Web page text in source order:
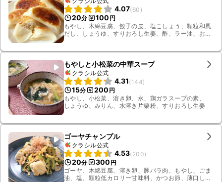
4.07(60 )
20分 100 円
もやし、木綿豆腐、餃子の皮、塩こしょう、顆粒和風
だし、しょうゆ、すりおろし生姜、酢、ラー油、お
もやしと小松菜の中華スープ
クラシル公式
4.31(144)
15分 200 円
もやし、小松菜、溶き卵、水、鶏ガラスープの素、
しょうゆ、みりん、水溶き片栗粉、すりおろし生姜
ゴーヤチャンプル
クラシル公式
4.53(200)
20分 300 円
ゴーヤ、木綿豆腐、溶き卵、豚バラ肉、もやし、ごま
油、塩、顆粒低カロリー甘味料、かつお節、薄口しょ